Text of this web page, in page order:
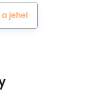
jehel